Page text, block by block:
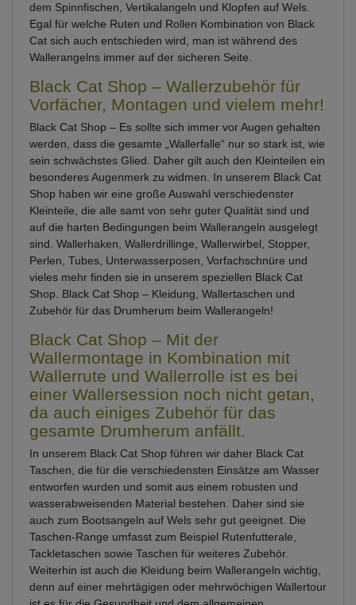
dem Spinnfischen, Vertikalangeln und Klopfen auf Wels.
Egal für welche Ruten und Rollen Kombination von Black
Cat sich auch entschieden wird, man ist während des
Wallerangelns immer auf der sicheren Seite.
Black Cat Shop – Wallerzubehör für
Vorfächer, Montagen und vielem mehr!
Black Cat Shop – Es sollte sich immer vor Augen gehalten
werden, dass die gesamte „Wallerfalle“ nur so stark ist, wie
sein schwächstes Glied. Daher gilt auch den Kleinteilen ein
besonderes Augenmerk zu widmen. In unserem Black Cat
Shop haben wir eine große Auswahl verschiedenster
Kleinteile, die alle samt von sehr guter Qualität sind und
auf die harten Bedingungen beim Wallerangeln ausgelegt
sind. Wallerhaken, Wallerdrillinge, Wallerwirbel, Stopper,
Perlen, Tubes, Unterwasserposen, Vorfachschnüre und
vieles mehr finden sie in unserem speziellen Black Cat
Shop. Black Cat Shop – Kleidung, Wallertaschen und
Zubehör für das Drumherum beim Wallerangeln!
Black Cat Shop – Mit der
Wallermontage in Kombination mit
Wallerrute und Wallerrolle ist es bei
einer Wallersession noch nicht getan,
da auch einiges Zubehör für das
gesamte Drumherum anfällt.
In unserem Black Cat Shop führen wir daher Black Cat
Taschen, die für die verschiedensten Einsätze am Wasser
entworfen wurden und somit aus einem robusten und
wasserabweisenden Material bestehen. Daher sind sie
auch zum Bootsangeln auf Wels sehr gut geeignet. Die
Taschen-Range umfasst zum Beispiel Rutenfutterale,
Tackletaschen sowie Taschen für weiteres Zubehör.
Weiterhin ist auch die Kleidung beim Wallerangeln wichtig,
denn auf einer mehrtägigen oder mehrwöchigen Wallertour